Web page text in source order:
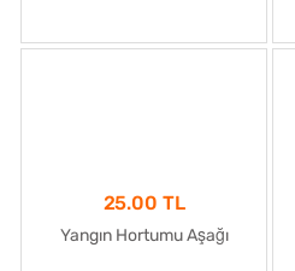
25.00 TL
Yangın Hortumu Aşağı